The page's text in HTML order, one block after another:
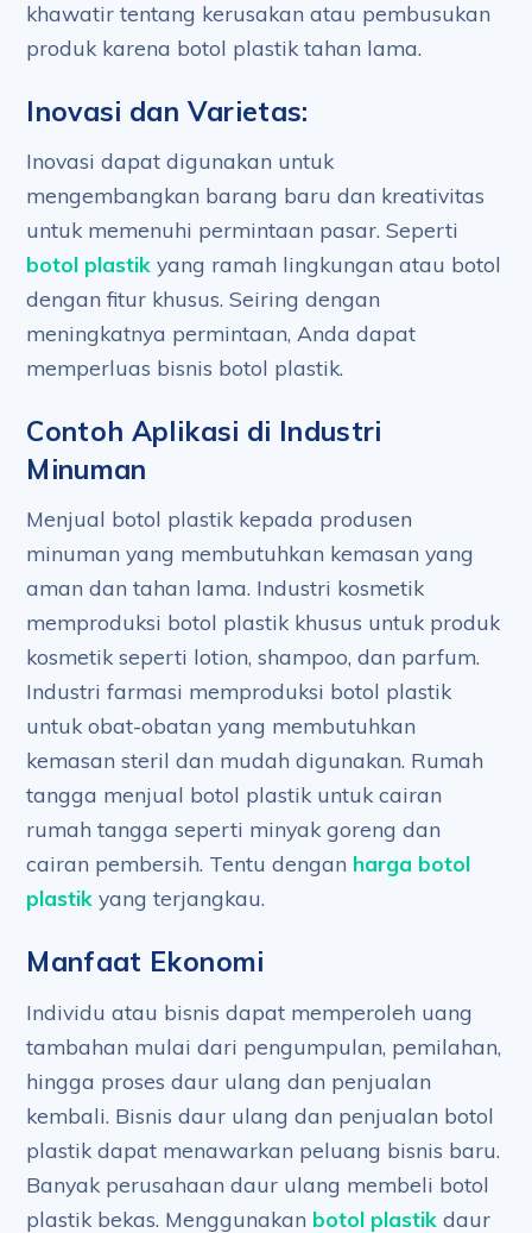
khawatir tentang kerusakan atau pembusukan
produk karena botol plastik tahan lama.
Inovasi dan Varietas:
Inovasi dapat digunakan untuk
mengembangkan barang baru dan kreativitas
untuk memenuhi permintaan pasar. Seperti
botol plastik yang ramah lingkungan atau botol
dengan fitur khusus. Seiring dengan
meningkatnya permintaan, Anda dapat
memperluas bisnis botol plastik.
Contoh Aplikasi di Industri
Minuman
Menjual botol plastik kepada produsen
minuman yang membutuhkan kemasan yang
aman dan tahan lama. Industri kosmetik
memproduksi botol plastik khusus untuk produk
kosmetik seperti lotion, shampoo, dan parfum.
Industri farmasi memproduksi botol plastik
untuk obat-obatan yang membutuhkan
kemasan steril dan mudah digunakan. Rumah
tangga menjual botol plastik untuk cairan
rumah tangga seperti minyak goreng dan
cairan pembersih. Tentu dengan harga botol
plastik yang terjangkau.
Manfaat Ekonomi
Individu atau bisnis dapat memperoleh uang
tambahan mulai dari pengumpulan, pemilahan,
hingga proses daur ulang dan penjualan
kembali. Bisnis daur ulang dan penjualan botol
plastik dapat menawarkan peluang bisnis baru.
Banyak perusahaan daur ulang membeli botol
plastik bekas. Menggunakan botol plastik daur